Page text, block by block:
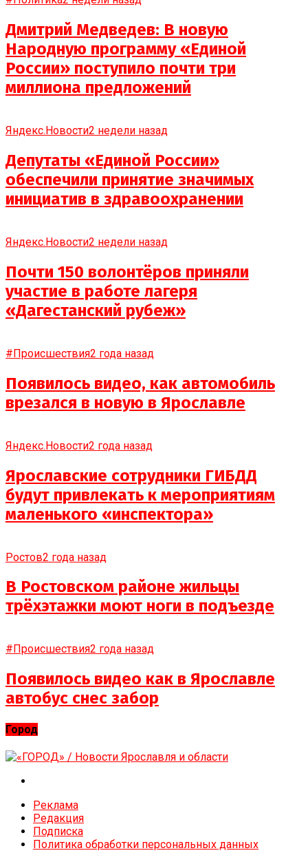
Дмитрий Медведев: В новую
Народную программу «Единой
России» поступило почти три
миллиона предложений
Яндекс.Новости2 недели назад
Депутаты «Единой России»
обеспечили принятие значимых
инициатив в здравоохранении
Яндекс.Новости2 недели назад
Почти 150 волонтёров приняли
участие в работе лагеря
«Дагестанский рубеж»
#Происшествия2 года назад
Появилось видео, как автомобиль
врезался в новую в Ярославле
Яндекс.Новости2 года назад
Ярославские сотрудники ГИБДД
будут привлекать к мероприятиям
маленького «инспектора»
Ростов2 года назад
В Ростовском районе жильцы
трёхэтажки моют ноги в подъезде
#Происшествия2 года назад
Появилось видео как в Ярославле
автобус снес забор
Город
Реклама
Редакция
Подписка
Политика обработки персональных данных